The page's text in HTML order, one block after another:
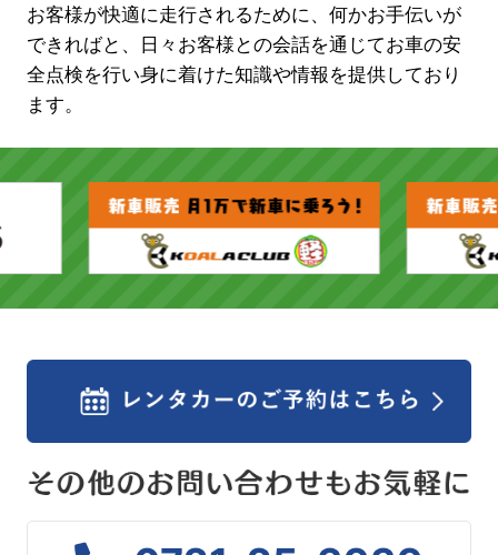
お客様が快適に走行されるために、何かお手伝いが
できればと、日々お客様との会話を通じてお車の安
全点検を行い身に着けた知識や情報を提供しており
ます。